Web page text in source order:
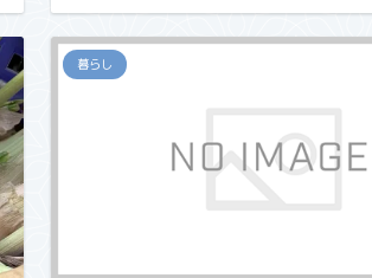
暮らし